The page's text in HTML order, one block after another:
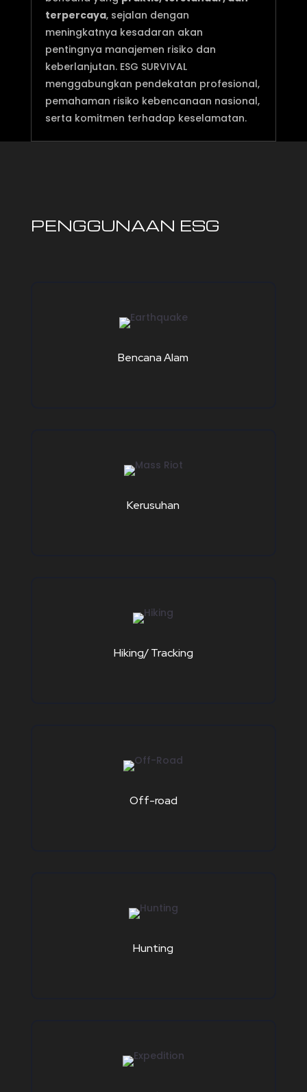
terpercaya, sejalan dengan
meningkatnya kesadaran akan
pentingnya manajemen risiko dan
keberlanjutan. ESG SURVIVAL
menggabungkan pendekatan profesional,
pemahaman risiko kebencanaan nasional,
serta komitmen terhadap keselamatan.
PENGGUNAAN ESG
Bencana Alam
Kerusuhan
Hiking/ Tracking
Off-road
Hunting